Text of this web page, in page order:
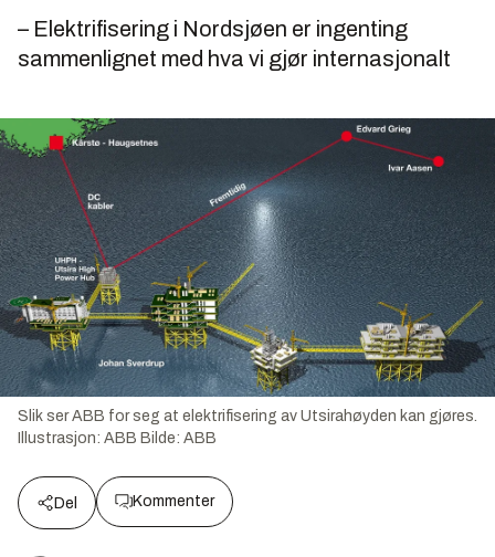
– Elektrifisering i Nordsjøen er ingenting
sammenlignet med hva vi gjør internasjonalt
Slik ser ABB for seg at elektrifisering av Utsirahøyden kan gjøres.
Illustrasjon: ABB Bilde: ABB
Del Kommenter